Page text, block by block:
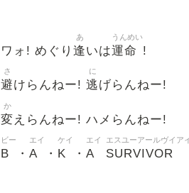
ワォ! めぐり 逢
あ
いは運命
うんめい
!
避
さ
けらんねー! 逃
に
げらんねー!
変
か
えらんねー! ハメらんねー!
B
ビー
・ A
エイ
・ K
ケイ
・ A
エイ
SURVIVOR
エスユーアールヴイア